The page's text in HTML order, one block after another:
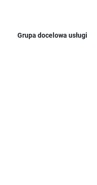
Grupa docelowa usługi